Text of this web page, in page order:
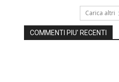
Carica altri
COMMENTI PIU' RECENTI